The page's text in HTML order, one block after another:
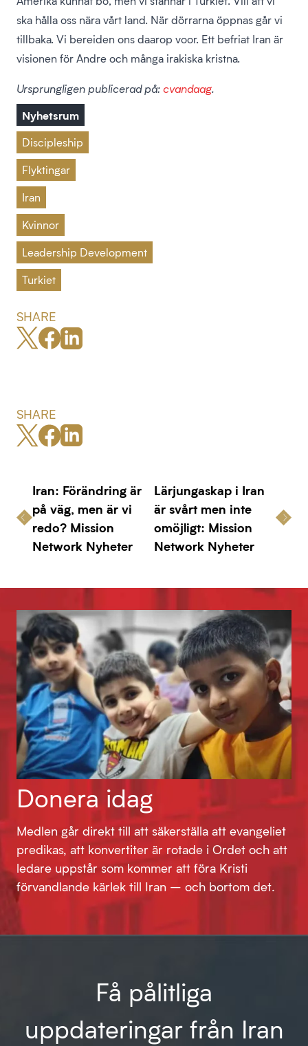
ska hålla oss nära vårt land. När dörrarna öppnas går vi
tillbaka. Vi bereiden ons daarop voor. Ett befriat Iran är
visionen för Andre och många irakiska kristna.
Ursprungligen publicerad på:cvandaag.
Nyhetsrum
Discipleship
Flyktingar
Iran
Kvinnor
Leadership Development
Turkiet
SHARE
SHARE
Iran: Förändring är
på väg, men är vi
redo? Mission
Network Nyheter
Lärjungaskap i Iran
är svårt men inte
omöjligt: Mission
Network Nyheter
Donera idag
Medlen går direkt till att säkerställa att evangeliet
predikas, att konvertiter är rotade i Ordet och att
ledare uppstår som kommer att föra Kristi
förvandlande kärlek till Iran – och bortom det.
Få pålitliga
uppdateringar från Iran